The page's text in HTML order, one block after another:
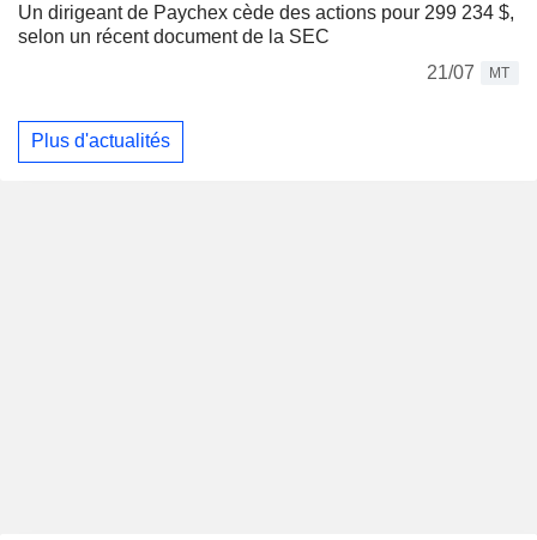
Un dirigeant de Paychex cède des actions pour 299 234 $,
selon un récent document de la SEC
21/07
MT
Plus d'actualités